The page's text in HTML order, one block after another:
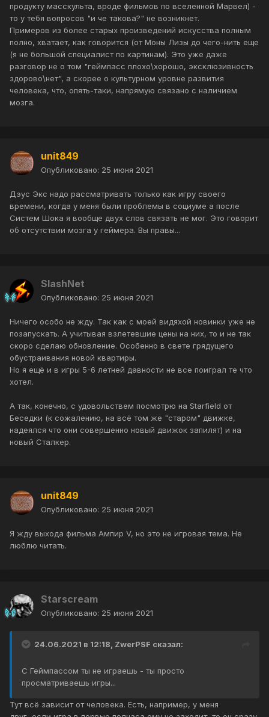
продукту масскульта, вроде фильмов по вселенной Марвел) -
то у тебя вопросов "и че такова?" не возникнет.
Примеров из более старых произведений искусства полным
полно, хватает, как говорится (от Моны Лизы до чего-нить еще
(я не большой специалист по картинам). Это уже даже
разговор не о том "геймпасс плохо\хорошо, эксклюзивность
здорово\нет", а скорее о культурном уровне развития
человека, что, опять-таки, напрямую связано с наличием
мозга.
unit849
Опубликовано: 25 июня 2021
Дэус Экс надо рассматривать только как игру своего
времени, когда у меня были проблемы в социуме а после
Систем Шока я вообще двух слов связать не мог. Это говорит
об отсутствии мозга у геймера. Вы правы...
SlashNet
Опубликовано: 25 июня 2021
Ничего особо не жду. Так как с моей видяхой новинки уже не
позапускать. А учитывая взлетевшие цены на них, то и не так
скоро сделаю обновление. Особенно в свете грядущего
обустраивания новой квартиры.
Но я ещё и в игры 5-6 летней давности не все поиграл те что
хотел.
А так, конечно, с удовольствем посмотрю на Starfield от
Беседки (к сожалению, на всё том же "старом" движке,
надеялся что они совершенно новый движок запилят) и на
новый Сталкер.
unit849
Опубликовано: 25 июня 2021
Я жду выхода фильма Ампир V, но это не игровая тема. Не
люблю читать.
Starscream
Опубликовано: 25 июня 2021
24.06.2021 в 12:18, ZwerPSF сказал:
С Геймпассом ты не играешь - ты просто
просматриваешь игры...
Тут всё зависит от человека. Есть, например, у меня